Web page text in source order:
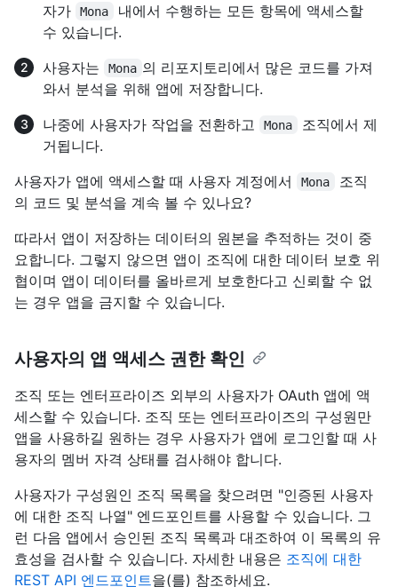
자가
Mona
내에서 수행하는 모든 항목에 액세스할
수 있습니다.
사용자는
Mona 의 리포지토리에서 많은 코드를 가져
와서 분석을 위해 앱에 저장합니다.
나중에 사용자가 작업을 전환하고
Mona
조직에서 제
거됩니다.
사용자가 앱에 액세스할 때 사용자 계정에서
Mona
조직
의 코드 및 분석을 계속 볼 수 있나요?
따라서 앱이 저장하는 데이터의 원본을 추적하는 것이 중
요합니다. 그렇지 않으면 앱이 조직에 대한 데이터 보호 위
협이며 앱이 데이터를 올바르게 보호한다고 신뢰할 수 없
는 경우 앱을 금지할 수 있습니다.
사용자의 앱 액세스 권한 확인
조직 또는 엔터프라이즈 외부의 사용자가 OAuth 앱에 액
세스할 수 있습니다. 조직 또는 엔터프라이즈의 구성원만
앱을 사용하길 원하는 경우 사용자가 앱에 로그인할 때 사
용자의 멤버 자격 상태를 검사해야 합니다.
사용자가 구성원인 조직 목록을 찾으려면 "인증된 사용자
에 대한 조직 나열" 엔드포인트를 사용할 수 있습니다. 그
런 다음 앱에서 승인된 조직 목록과 대조하여 이 목록의 유
효성을 검사할 수 있습니다. 자세한 내용은 조직에 대한
REST API 엔드포인트을(를) 참조하세요.